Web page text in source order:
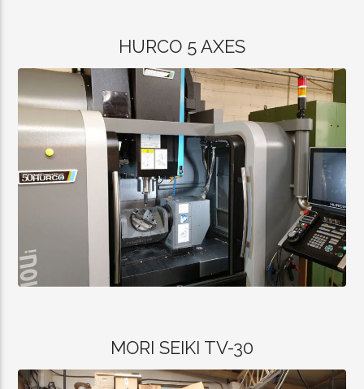
HURCO 5 AXES
MORI SEIKI TV-30